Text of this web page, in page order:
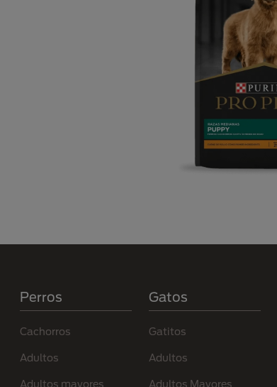
Perros
Cachorros
Adultos
Adultos mayores
Gatos
Gatitos
Adultos
Adultos Mayores